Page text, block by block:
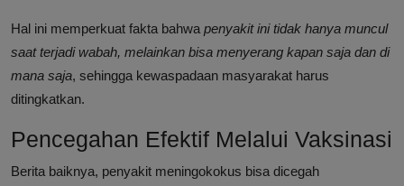
Hal ini memperkuat fakta bahwa penyakit ini tidak hanya muncul
saat terjadi wabah, melainkan bisa menyerang kapan saja dan di
mana saja, sehingga kewaspadaan masyarakat harus
ditingkatkan.
Pencegahan Efektif Melalui Vaksinasi
Berita baiknya, penyakit meningokokus bisa dicegah